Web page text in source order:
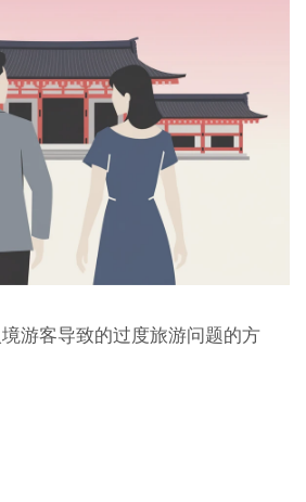
游客导致的过度旅游问题的方